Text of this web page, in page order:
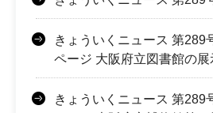
きょういくニュース 第289
ページ 大阪府立図書館の展
きょういくニュース 第289